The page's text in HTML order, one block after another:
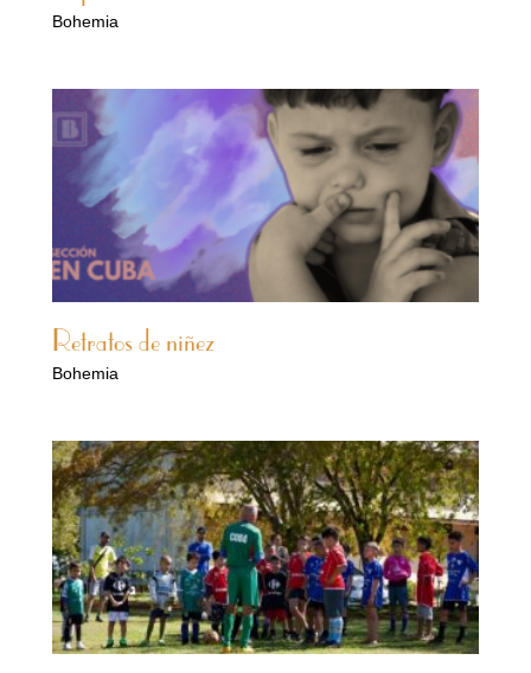
Bohemia
Retratos de niñez
Bohemia